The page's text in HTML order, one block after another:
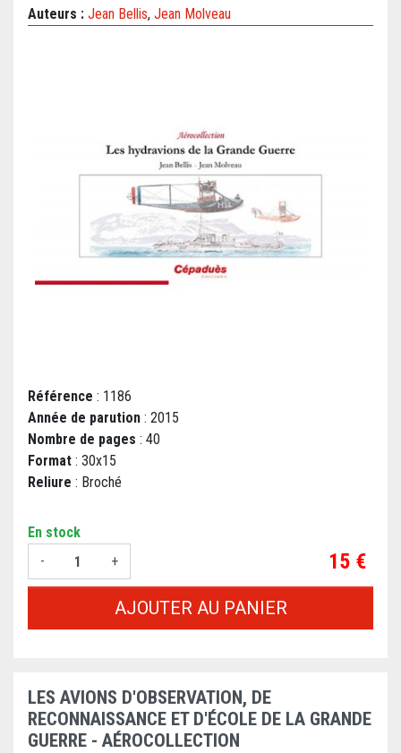
Auteurs : Jean Bellis, Jean Molveau
Référence : 1186
Année de parution : 2015
Nombre de pages : 40
Format : 30x15
Reliure : Broché
En stock
-
+ Prix
15 €
AJOUTER AU PANIER
LES AVIONS D'OBSERVATION, DE
RECONNAISSANCE ET D'ÉCOLE DE LA GRANDE
GUERRE - AÉROCOLLECTION